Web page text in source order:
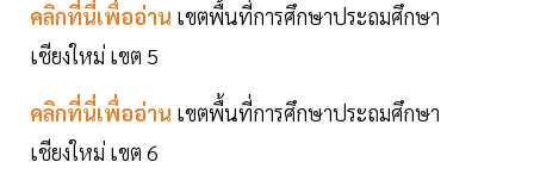
คลิกที่นี่เพื่ออ่าน เขตพื้นที่การศึกษาประถมศึกษา
เชียงใหม่ เขต 5
คลิกที่นี่เพื่ออ่าน เขตพื้นที่การศึกษาประถมศึกษา
เชียงใหม่ เขต 6